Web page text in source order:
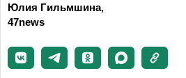
Юлия Гильмшина,
47news